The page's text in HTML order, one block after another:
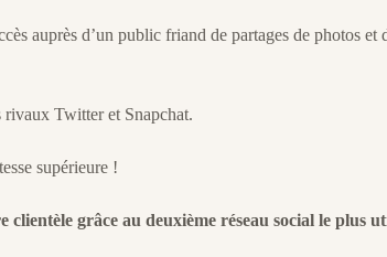
auprès d’un public friand de partages de photos et
rivaux Twitter et Snapchat.
supérieure !
grâce au deuxième réseau social le plus